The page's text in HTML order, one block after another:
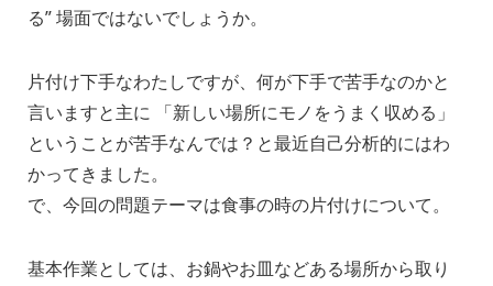
る” 場面ではないでしょうか。
片付け下手なわたしですが、何が下手で苦手なのかと
言いますと主に 「新しい場所にモノをうまく収める」
ということが苦手なんでは？と最近自己分析的にはわ
かってきました。
で、今回の問題テーマは食事の時の片付けについて。
基本作業としては、お鍋やお皿などある場所から取り